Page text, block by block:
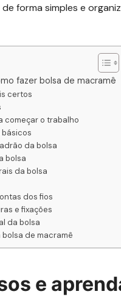
de forma simples e
fazer bolsa de macramê
certos
começar o trabalho
básicos
da bolsa
bolsa
da bolsa
dos fios
e fixações
da bolsa
bolsa de macramê
e